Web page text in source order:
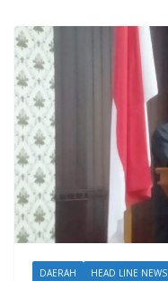
DAERAH HEAD LINE NEWS